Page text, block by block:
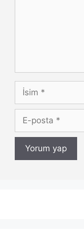
İsim
posta